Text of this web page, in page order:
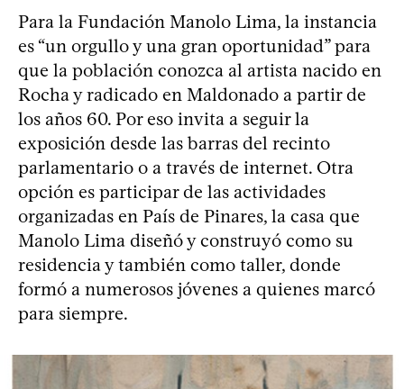
Para la Fundación Manolo Lima, la instancia
es “un orgullo y una gran oportunidad” para
que la población conozca al artista nacido en
Rocha y radicado en Maldonado a partir de
los años 60. Por eso invita a seguir la
exposición desde las barras del recinto
parlamentario o a través de internet. Otra
opción es participar de las actividades
organizadas en País de Pinares, la casa que
Manolo Lima diseñó y construyó como su
residencia y también como taller, donde
formó a numerosos jóvenes a quienes marcó
para siempre.